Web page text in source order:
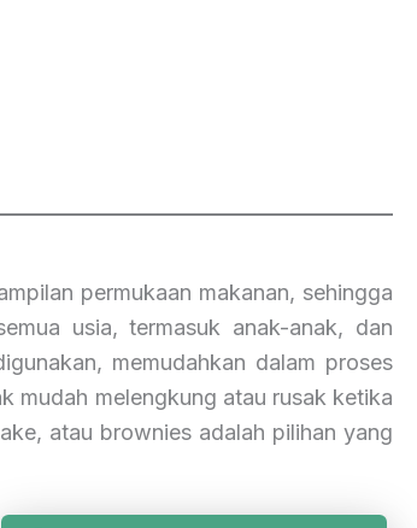
permukaan makanan, sehingga
usia, termasuk anak-anak, dan
memudahkan dalam proses
mudah melengkung atau rusak ketika
atau brownies adalah pilihan yang